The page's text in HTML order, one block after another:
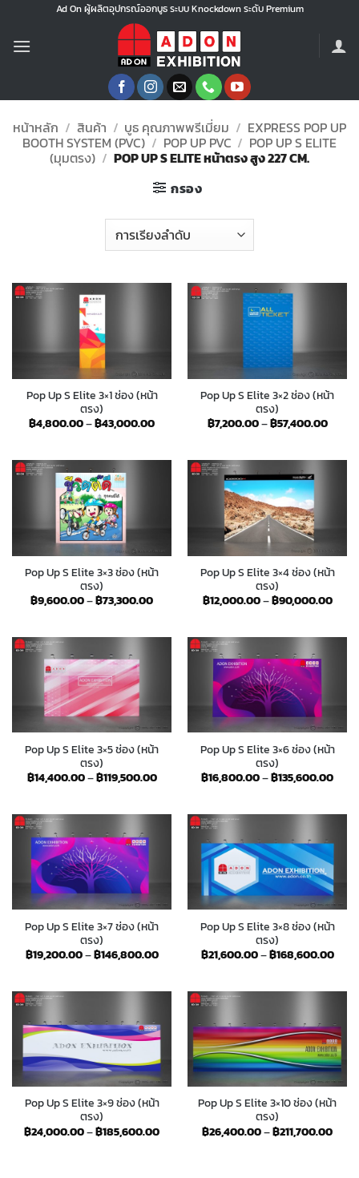
ยัง
Ad On ผู้ผลิตอุปกรณ์ออกบูธ ระบบ Knockdown ระดับ Premium
หน้าหลัก / สินค้า / บูธ คุณภาพพรีเมี่ยม / EXPRESS POP UP
BOOTH SYSTEM (PVC) / POP UP PVC / POP UP S ELITE
(มุมตรง) / POP UP S ELITE หน้าตรง สูง 227 CM.
กรอง
Pop Up S Elite 3×1 ช่อง (หน้า
ตรง)
฿4,800.00–฿43,000.00Price
฿43,000.00
Pop Up S Elite 3×2 ช่อง (หน้า
ตรง)
฿7,200.00–฿57,400.00Price
฿
Pop Up S Elite 3×3 ช่อง (หน้า
ตรง)
฿9,600.00–฿73,300.00Price
฿73,300.00
Pop Up S Elite 3×4 ช่อง (หน้า
ตรง)
฿12,000.00–฿90,000.00Price
฿
Pop Up S Elite 3×5 ช่อง (หน้า
ตรง)
฿14,400.00–฿119,500.00Price
฿119,500.00
Pop Up S Elite 3×6 ช่อง (หน้า
ตรง)
฿16,800.00–฿135,600.00Price
฿
Pop Up S Elite 3×7 ช่อง (หน้า
ตรง)
฿19,200.00–฿146,800.00Price
range:
฿146,800.00
Pop Up S Elite 3×8 ช่อง (หน้า
ตรง)
฿21,600.00–฿168,600.00Price
฿
Pop Up S Elite 3×9 ช่อง (หน้า
ตรง)
฿24,000.00–฿185,600.00Price
Pop Up S Elite 3×10 ช่อง (หน้า
ตรง)
฿26,400.00–฿211,700.00Price